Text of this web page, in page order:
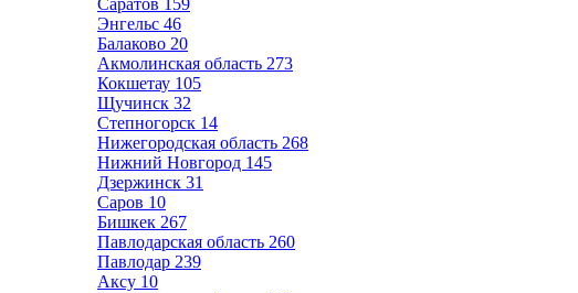
Саратов 159
Энгельс 46
Балаково 20
Акмолинская область 273
Кокшетау 105
Щучинск 32
Степногорск 14
Нижегородская область 268
Нижний Новгород 145
Дзержинск 31
Саров 10
Бишкек 267
Павлодарская область 260
Павлодар 239
Аксу 10